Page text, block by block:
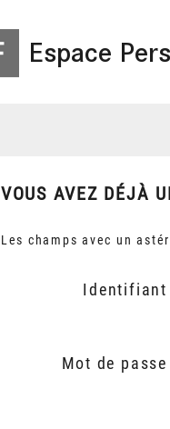
Espace
VOUS AVEZ DÉJÀ
Les champs avec un
Identifiant
Mot de passe